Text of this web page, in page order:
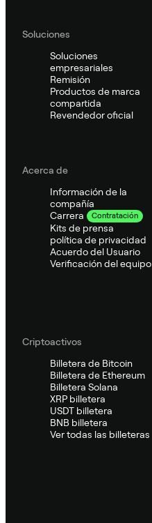
Soluciones
Soluciones
empresariales
Remisión
Productos de marca
compartida
Revendedor oficial
Acerca de
Información de la
compañía
Carrera
Contratación
Kits de prensa
política de privacidad
Acuerdo del Usuario
Verificación del equipo
Criptoactivos
Billetera de Bitcoin
Billetera de Ethereum
Billetera Solana
XRP billetera
USDT billetera
BNB billetera
Ver todas las billeteras